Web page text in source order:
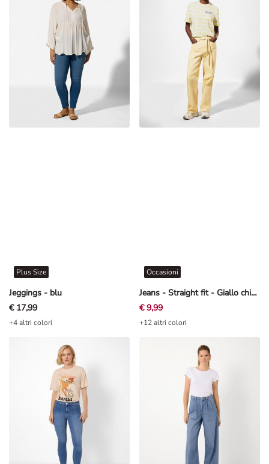
Jeggings - blu
Plus Size
€ 17,99
+4 altri colori
Jeans - Straight fit - Giallo chiaro
Occasioni
€ 9,99
+12 altri colori